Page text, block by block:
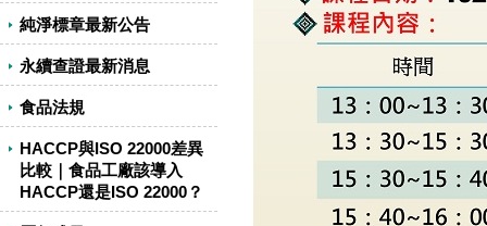
純淨標章最新公告
永續查證最新消息
食品法規
HACCP與ISO 22000差異
比較｜食品工廠該導入
HACCP還是ISO 22000？